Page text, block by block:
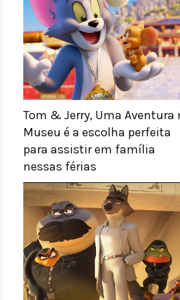
Tom & Jerry, Uma Aventura
Museu é a escolha perfeita
para assistir em família
nessas férias